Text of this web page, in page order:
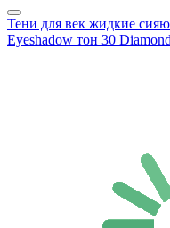
Тени для век жидкие
Eyeshadow тон 30